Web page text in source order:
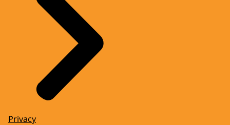
Privacy